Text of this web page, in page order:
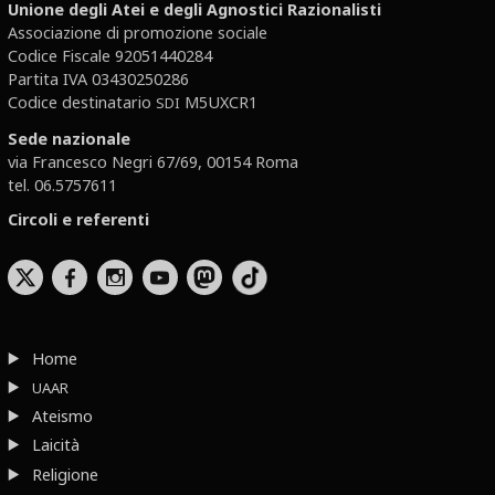
Unione degli Atei e degli Agnostici Razionalisti
Associazione di promozione sociale
Codice Fiscale 92051440284
Partita IVA 03430250286
Codice destinatario SDI M5UXCR1
Sede nazionale
via Francesco Negri 67/69, 00154 Roma
tel. 06.5757611
Circoli e referenti
b x r
Home
UAAR
Ateismo
Laicità
Religione